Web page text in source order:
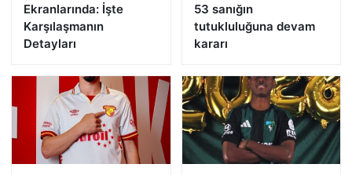
Ekranlarında: İşte
Karşılaşmanın
Detayları
53 sanığın
tutukluluğuna devam
kararı